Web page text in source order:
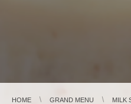
HOME GRAND MENU MILK